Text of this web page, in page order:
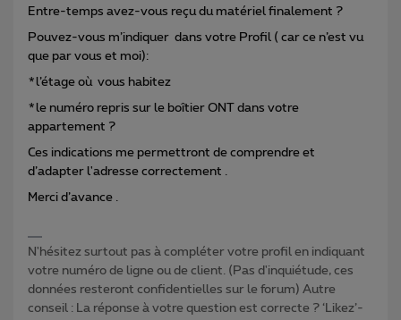
Entre-temps avez-vous reçu du matériel finalement ?
Pouvez-vous m’indiquer dans votre Profil ( car ce n’est vu
que par vous et moi):
*l’étage où vous habitez
*le numéro repris sur le boîtier ONT dans votre
appartement ?
Ces indications me permettront de comprendre et
d’adapter l'adresse correctement .
Merci d’avance .
N'hésitez surtout pas à compléter votre profil en indiquant
votre numéro de ligne ou de client. (Pas d'inquiétude, ces
données resteront confidentielles sur le forum) Autre
conseil : La réponse à votre question est correcte ? ‘Likez’-